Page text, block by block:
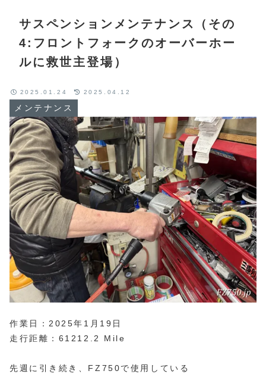
サスペンションメンテナンス（その
4:フロントフォークのオーバーホー
ルに救世主登場）
メンテナンス
2025.01.24 2025.04.12
作業日：2025年1月19日
走行距離：61212.2 Mile
先週に引き続き、FZ750で使用している